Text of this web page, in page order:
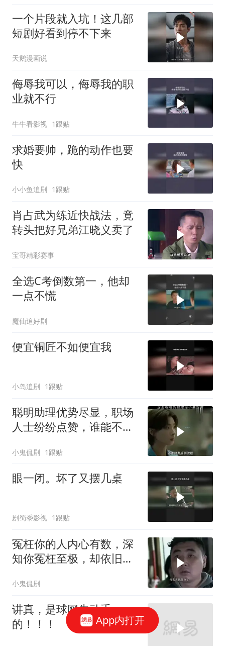
一个片段就入坑！这几部
短剧好看到停不下来
天鹅漫画说
侮辱我可以，侮辱我的职
业就不行
牛牛看影视 1跟贴
求婚要帅，跪的动作也要
快
小小鱼追剧 1跟贴
肖占武为练近快战法，竟
转头把好兄弟江晓义卖了
宝哥精彩赛事
全选C考倒数第一，他却
一点不慌
魔仙追好剧
便宜铜匠不如便宜我
小岛追剧 1跟贴
聪明助理优势尽显，职场
人士纷纷点赞，谁能不爱
小鬼侃剧 1跟贴
眼一闭。坏了又摆几桌
剧蜀黍影视 1跟贴
冤枉你的人内心有数，深
知你冤枉至极，却依旧选
小鬼侃剧
讲真，是球网先动手
的！！！
App内打开